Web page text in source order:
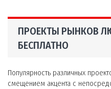
ПРОЕКТЫ РЫНКОВ
БЕСПЛАТНО
Популярность различных
смещением акцента с